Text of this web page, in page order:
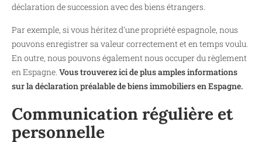
déclaration de succession avec des biens étrangers.
Par exemple, si vous héritez d'une propriété espagnole, nous
pouvons enregistrer sa valeur correctement et en temps voulu.
En outre, nous pouvons également nous occuper du règlement
en Espagne. Vous trouverez ici de plus amples informations
sur la déclaration préalable de biens immobiliers en Espagne.
Communication régulière et
personnelle